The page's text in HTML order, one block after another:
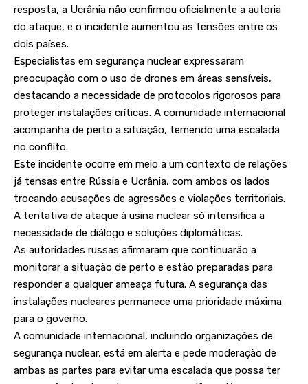
resposta, a Ucrânia não confirmou oficialmente a autoria
do ataque, e o incidente aumentou as tensões entre os
dois países.
Especialistas em segurança nuclear expressaram
preocupação com o uso de drones em áreas sensíveis,
destacando a necessidade de protocolos rigorosos para
proteger instalações críticas. A comunidade internacional
acompanha de perto a situação, temendo uma escalada
no conflito.
Este incidente ocorre em meio a um contexto de relações
já tensas entre Rússia e Ucrânia, com ambos os lados
trocando acusações de agressões e violações territoriais.
A tentativa de ataque à usina nuclear só intensifica a
necessidade de diálogo e soluções diplomáticas.
As autoridades russas afirmaram que continuarão a
monitorar a situação de perto e estão preparadas para
responder a qualquer ameaça futura. A segurança das
instalações nucleares permanece uma prioridade máxima
para o governo.
A comunidade internacional, incluindo organizações de
segurança nuclear, está em alerta e pede moderação de
ambas as partes para evitar uma escalada que possa ter